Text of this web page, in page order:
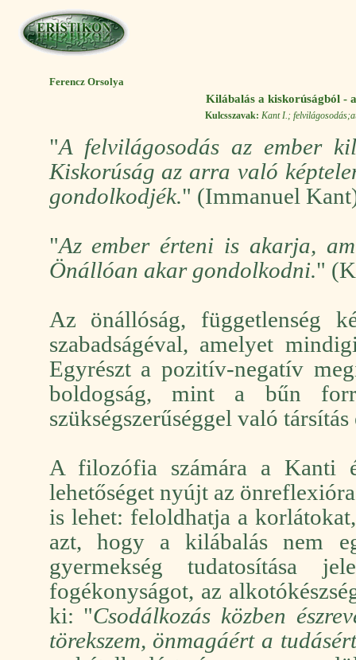
Ferencz Orsolya
Kilábalás a kiskorúságból -
Kulcsszavak: Kant I.;
"A felvilágosodás az ember
Kiskorúság az arra való
gondolkodjék." (Immanuel
"Az ember érteni is akarja,
Önállóan akar gondolkodni."
Az önállóság, függetlenség
szabadságéval, amelyet
Egyrészt a pozitív-negatív
boldogság, mint a bűn
szükségszerűséggel való
A filozófia számára a Kanti
lehetőséget nyújt az
is lehet: feloldhatja a
azt, hogy a kilábalás nem
gyermekség tudatosítása
fogékonyságot, az
ki: "Csodálkozás közben
törekszem, önmagáért a